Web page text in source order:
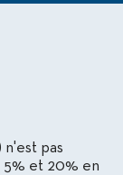
pas
et 20% en